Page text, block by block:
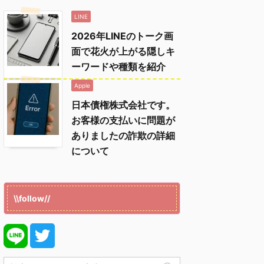
LINE
2026年LINEのトーク画
面で花火が上がる隠しキ
ーワードや種類を紹介
Apple
日本債権株式会社です。
お客様の支払いに問題が
ありましたの詐欺の詳細
について
\\follow//